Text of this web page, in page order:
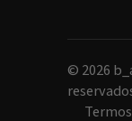
© 2026